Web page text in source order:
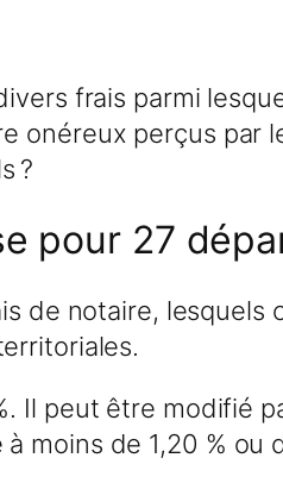
frais parmi
onéreux perçus par
?
pour 27
de notaire,
Il peut être modifié
moins de 1,20 % ou